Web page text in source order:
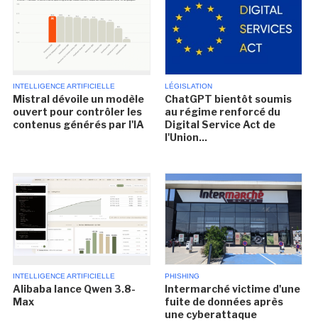
INTELLIGENCE ARTIFICIELLE
Mistral dévoile un modèle
ouvert pour contrôler les
contenus générés par l'IA
LÉGISLATION
ChatGPT bientôt soumis
au régime renforcé du
Digital Service Act de
l'Union...
INTELLIGENCE ARTIFICIELLE
Alibaba lance Qwen 3.8-
Max
PHISHING
Intermarché victime d'une
fuite de données après
une cyberattaque